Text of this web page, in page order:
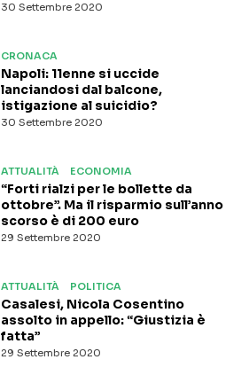
30 Settembre 2020
CRONACA
30 Settembre 2020
Napoli: 11enne si uccide
lanciandosi dal balcone,
istigazione al suicidio?
ATTUALITÀ ECONOMIA
29 Settembre 2020
“Forti rialzi per le bollette da
ottobre”. Ma il risparmio sull’anno
scorso è di 200 euro
ATTUALITÀ POLITICA
29 Settembre 2020
Casalesi, Nicola Cosentino
assolto in appello: “Giustizia è
fatta”